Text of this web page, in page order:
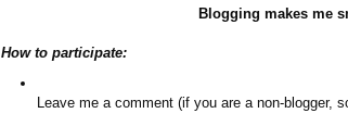
Blogging makes me
How to participate:
Leave me a comment (if you are a non-blogger,